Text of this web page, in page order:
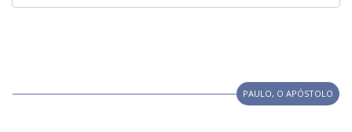
PAULO, O APÓSTOLO